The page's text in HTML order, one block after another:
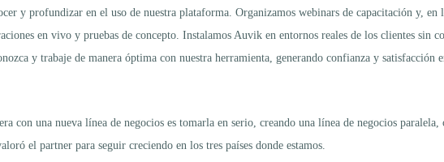
y profundizar en el uso de nuestra plataforma. Organizamos webinars de capacitación y, en
en vivo y pruebas de concepto. Instalamos Auvik en entornos reales de los clientes sin
y trabaje de manera óptima con nuestra herramienta, generando confianza y satisfacción
con una nueva línea de negocios es tomarla en serio, creando una línea de negocios
el partner para seguir creciendo en los tres países donde estamos.